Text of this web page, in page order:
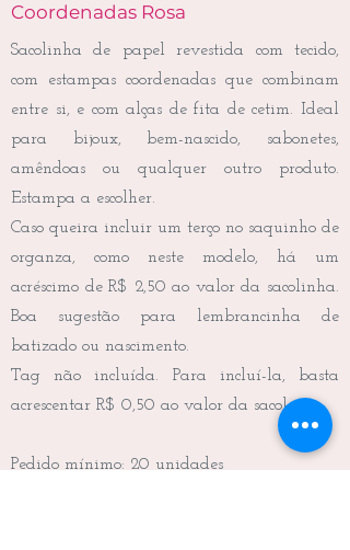
Coordenadas Rosa
Sacolinha de papel revestida com tecido,
com estampas coordenadas que combinam
entre si, e com alças de fita de cetim. Ideal
para bijoux, bem-nascido, sabonetes,
amêndoas ou qualquer outro produto.
Estampa a escolher.
Caso queira incluir um terço no saquinho de
organza, como neste modelo, há um
acréscimo de R$ 2,50 ao valor da sacolinha.
Boa sugestão para lembrancinha de
batizado ou nascimento.
Tag não incluída. Para incluí-la, basta
acrescentar R$ 0,50 ao valor da sacola.
Pedido mínimo: 20 unidades